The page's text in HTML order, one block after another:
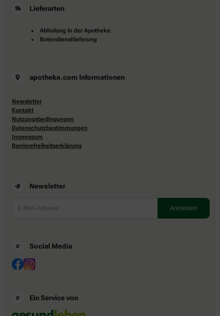
Lieferarten
Abholung in der Apotheke
Botendienstlieferung
apotheke.com Informationen
Newsletter
Kontakt
Nutzungsbedingungen
Datenschutzbestimmungen
Impressum
Barrierefreiheitserklärung
Newsletter
Social Media
Ein Service von